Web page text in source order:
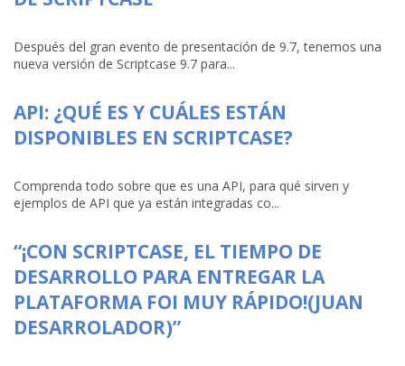
Después del gran evento de presentación de 9.7, tenemos una
nueva versión de Scriptcase 9.7 para...
API: ¿QUÉ ES Y CUÁLES ESTÁN
DISPONIBLES EN SCRIPTCASE?
Comprenda todo sobre que es una API, para qué sirven y
ejemplos de API que ya están integradas co...
“¡CON SCRIPTCASE, EL TIEMPO DE
DESARROLLO PARA ENTREGAR LA
PLATAFORMA FOI MUY RÁPIDO!(JUAN
DESARROLADOR)”